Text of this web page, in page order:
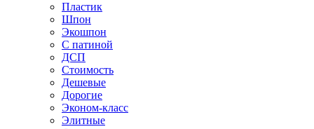
Пластик
Шпон
Экошпон
С патиной
ДСП
Стоимость
Дешевые
Дорогие
Эконом-класс
Элитные